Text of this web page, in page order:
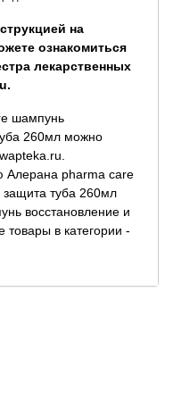
на
ознакомиться
лекарственных
шампунь
260мл можно
Алерана pharma care
туба 260мл
восстановление и
товары в категории -